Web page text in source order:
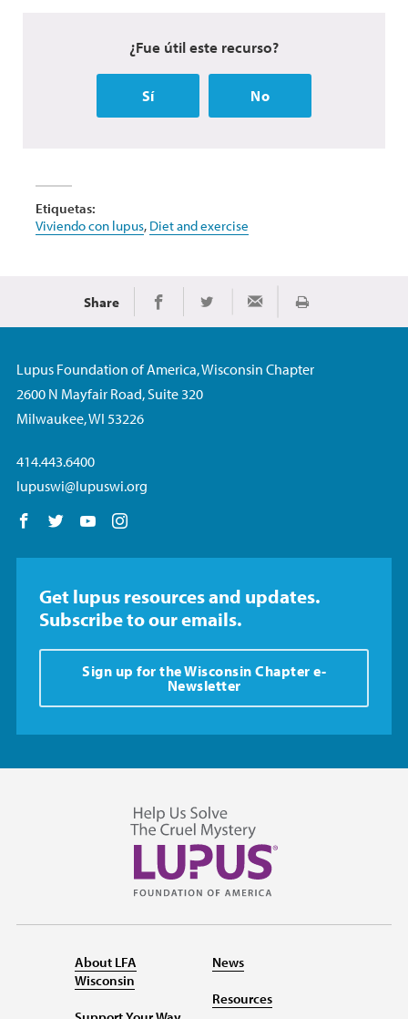
¿Fue útil este recurso?
Sí No
Etiquetas:
Viviendo con lupus, Diet and exercise
Share Share on Facebook
Share on TwitterShare via EmailImprimir
Lupus Foundation of America, Wisconsin Chapter
2600 N Mayfair Road, Suite 320
Milwaukee, WI 53226
414.443.6400
lupuswi@lupuswi.org
Follow us on Facebook
Follow us on Twitter
Follow us on YouTube
Get lupus resources and updates.
Subscribe to our emails.
Sign up for the Wisconsin Chapter e-
Newsletter
About LFA
Wisconsin
News
Resources